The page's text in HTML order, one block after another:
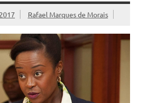
Rafael Marques de Morais